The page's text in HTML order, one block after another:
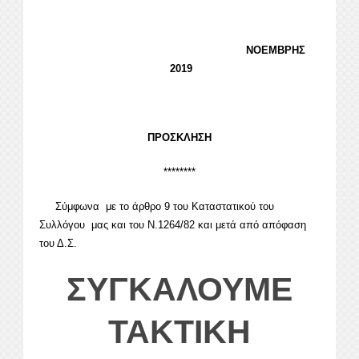
ΝΟΕΜΒΡΗΣ
2019
ΠΡΟΣΚΛΗΣΗ
********
Σύμφωνα με το άρθρο 9 του Καταστατικού του
Συλλόγου μας και του Ν.1264/82 και μετά από απόφαση
του Δ.Σ.
ΣΥΓΚΑΛΟΥΜΕ
ΤΑΚΤΙΚΗ